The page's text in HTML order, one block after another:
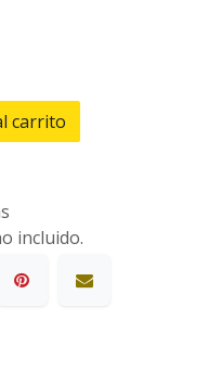
carrito
incluido.